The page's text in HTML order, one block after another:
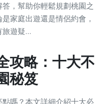
，幫助你輕鬆規劃桃園之
家庭出遊還是情侶約會，
遊疑...
攻略：十大不
秘笈
嗎？本文詳細介紹十大必